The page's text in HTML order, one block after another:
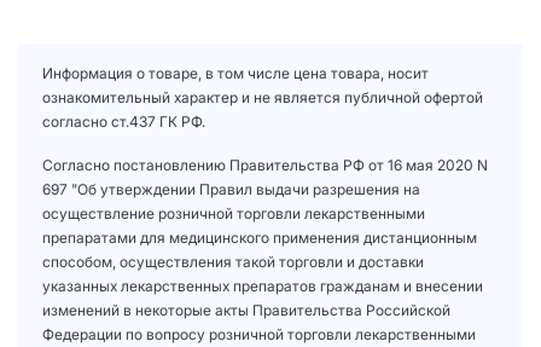
Информация о товаре, в том числе цена товара, носит
ознакомительный характер и не является публичной офертой
согласно ст.437 ГК РФ.
Согласно постановлению Правительства РФ от 16 мая 2020 N
697 "Об утверждении Правил выдачи разрешения на
осуществление розничной торговли лекарственными
препаратами для медицинского применения дистанционным
способом, осуществления такой торговли и доставки
указанных лекарственных препаратов гражданам и внесении
изменений в некоторые акты Правительства Российской
Федерации по вопросу розничной торговли лекарственными